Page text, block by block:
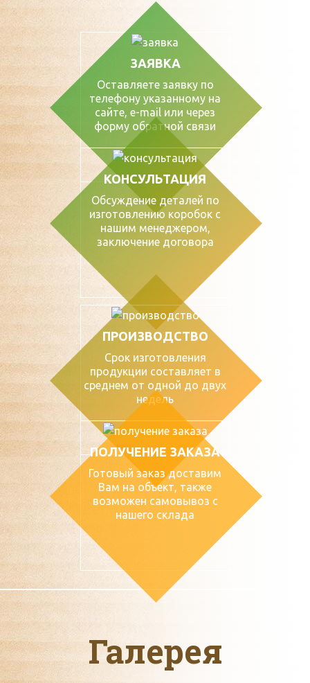
ЗАЯВКА
Оставляете заявку по
телефону указанному на
сайте, е-mail или через
форму обратной связи
КОНСУЛЬТАЦИЯ
Обсуждение деталей по
изготовлению коробок с
нашим менеджером,
заключение договора
ПРОИЗВОДСТВО
Срок изготовления
продукции составляет в
среднем от одной до двух
недель
ПОЛУЧЕНИЕ ЗАКАЗА
Готовый заказ доставим
Вам на объект, также
возможен самовывоз с
нашего склада
Галерея